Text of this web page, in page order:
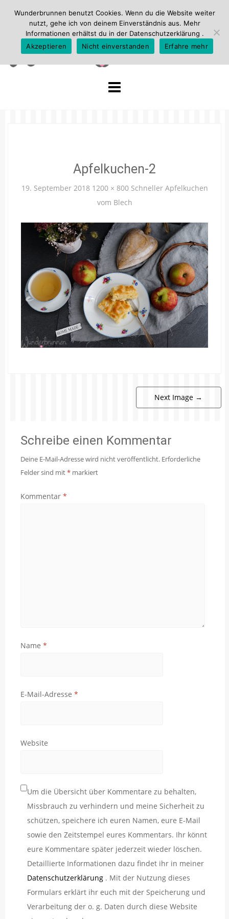
Apfelkuchen-2
19. September 2018 1200 × 800 Schneller Apfelkuchen
vom Blech
Next Image →
Schreibe einen Kommentar
Deine E-Mail-Adresse wird nicht veröffentlicht. Erforderliche
Felder sind mit* markiert
Kommentar *
Name *
E-Mail-Adresse *
Website
Um die Übersicht über Kommentare zu behalten,
Missbrauch zu verhindern und meine Sicherheit zu
schützen, speichere ich euren Namen, eure E-Mail
sowie den Zeitstempel eures Kommentars. Ihr könnt
eure Kommentare später jederzeit wieder löschen.
Detaillierte Informationen dazu findet ihr in meiner
Datenschutzerklärung . Mit der Nutzung dieses
Formulars erklärt ihr euch mit der Speicherung und
Verarbeitung der o. g. Daten durch diese Website
Wunderbrunnen benutzt Cookies. Wenn du die Website weiter
nutzt, gehe ich von deinem Einverständnis aus. Mehr
Informationen erhältst du in der Datenschutzerklärung .
Akzeptieren
Nicht einverstanden Erfahre mehr